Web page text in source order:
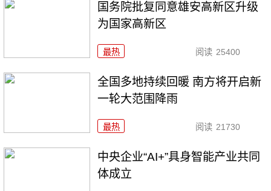
国务院批复同意雄安高新区升级
为国家高新区
最热 阅读 25400
全国多地持续回暖 南方将开启新
一轮大范围降雨
最热 阅读 21730
中央企业“AI+”具身智能产业共同
体成立